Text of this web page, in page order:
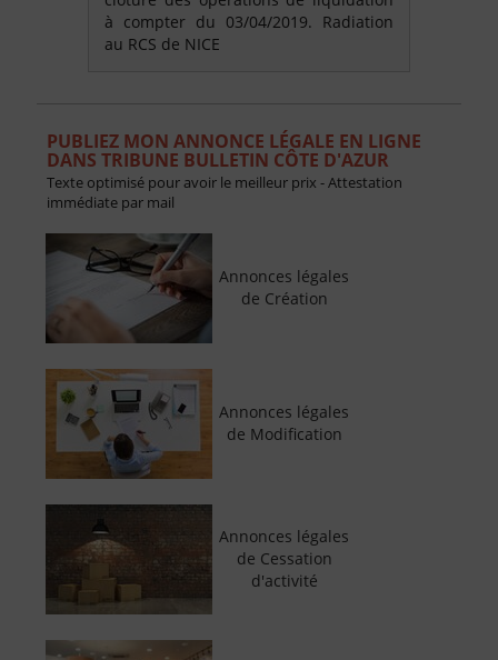
à compter du 03/04/2019. Radiation
au RCS de NICE
PUBLIEZ MON ANNONCE LÉGALE EN LIGNE
DANS TRIBUNE BULLETIN CÔTE D'AZUR
Texte optimisé pour avoir le meilleur prix - Attestation
immédiate par mail
Annonces légales
de Création
Annonces légales
de Modification
Annonces légales
de Cessation
d'activité